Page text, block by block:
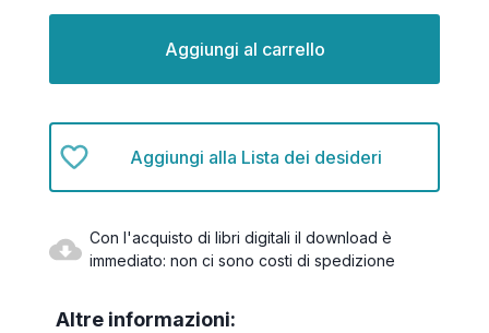
Aggiungi alla Lista dei desideri
Con l'acquisto di libri digitali il download è
immediato: non ci sono costi di spedizione
Altre informazioni: